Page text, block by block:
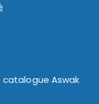
Aswak